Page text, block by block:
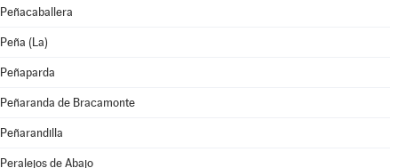
Peñacaballera
Peña (La)
Peñaparda
Peñaranda de Bracamonte
Peñarandilla
Peralejos de Abajo